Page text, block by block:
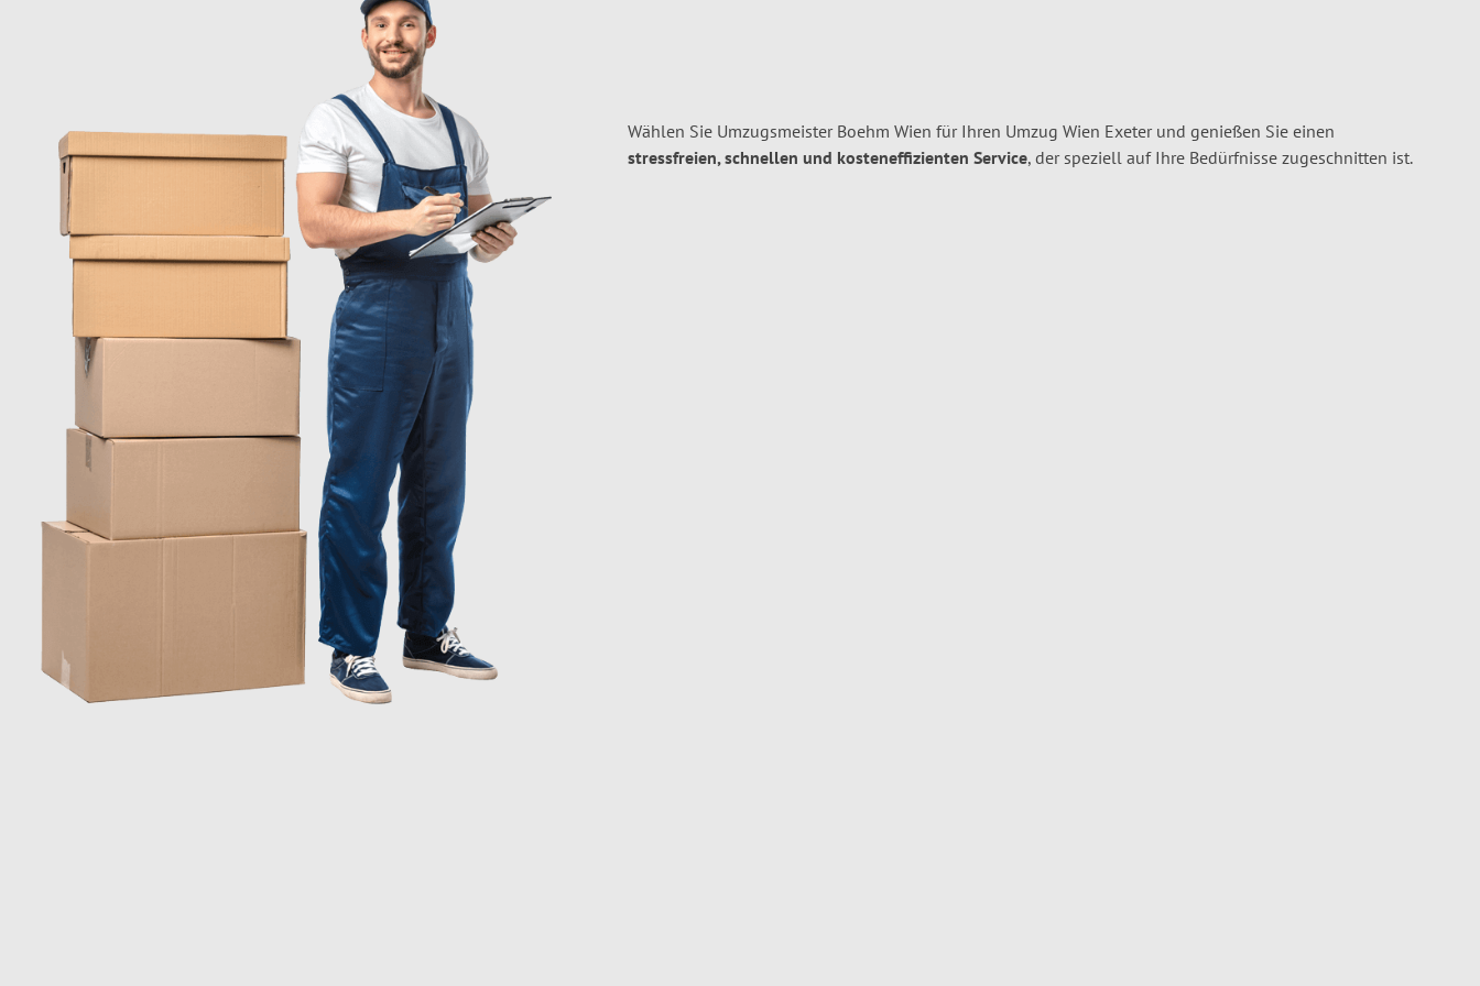
Wählen Sie Umzugsmeister Boehm Wien für Ihren Umzug Wien Exeter und genießen Sie einen
stressfreien, schnellen und kosteneffizienten Service, der speziell auf Ihre Bedürfnisse zugeschnitten ist.